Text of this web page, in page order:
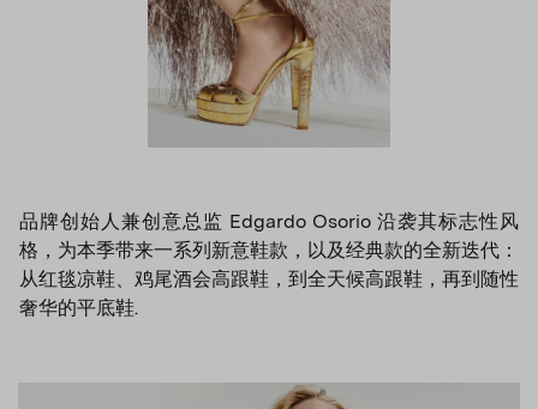
品牌创始人兼创意总监 Edgardo Osorio 沿袭其标志性风
格，为本季带来一系列新意鞋款，以及经典款的全新迭代：
从红毯凉鞋、鸡尾酒会高跟鞋，到全天候高跟鞋，再到随性
奢华的平底鞋.